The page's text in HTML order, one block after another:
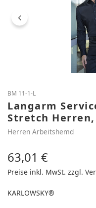
BM 11-1-L
Langarm
Stretch
Herren Arbeitshemd
Regulärer Preis:
63,01 €
Preise inkl. MwSt. zzgl.
KARLOWSKY®